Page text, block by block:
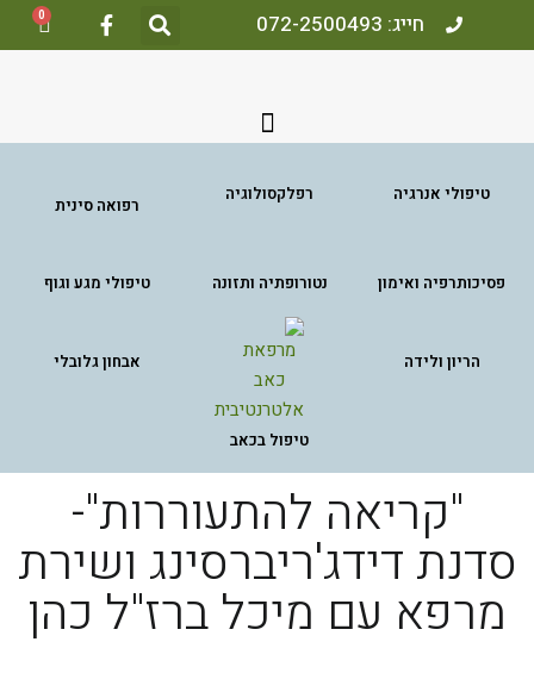
חייג: 072-2500493 0
טיפולי אנרגיה רפלקסולוגיה
רפואה סינית
פסיכותרפיה ואימון נטורופתיה ותזונה טיפולי מגע וגוף
הריון ולידה
טיפול בכאב
אבחון גלובלי
"קריאה להתעוררות"-
סדנת דידג'ריברסינג ושירת
מרפא עם מיכל ברז"ל כהן